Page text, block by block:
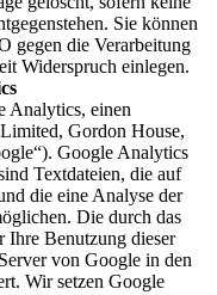
Sie können
gegen die Verarbeitung
Widerspruch einlegen.
Analytics, einen
Gordon House,
Google Analytics
Textdateien, die auf
die eine Analyse der
Die durch das
Ihre Benutzung dieser
von Google in den
Wir setzen Google